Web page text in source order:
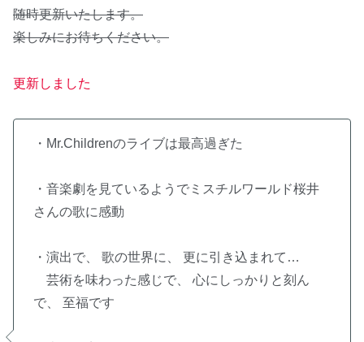
随時更新いたします。
楽しみにお待ちください。
更新しました
・Mr.Childrenのライブは最高過ぎた
・音楽劇を見ているようでミスチルワールド桜井
さんの歌に感動
・演出で、 歌の世界に、 更に引き込まれて…
芸術を味わった感じで、 心にしっかりと刻ん
で、 至福です